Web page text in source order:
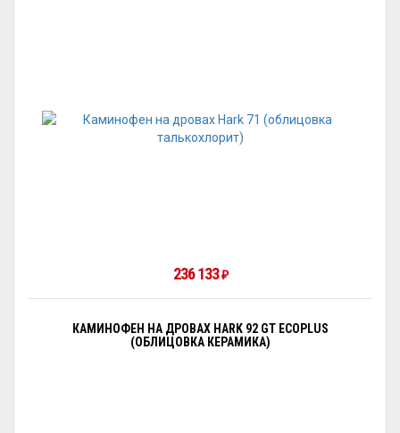
236 133 ₽
КАМИНОФЕН НА ДРОВАХ HARK 92 GT ECOPLUS
(ОБЛИЦОВКА КЕРАМИКА)